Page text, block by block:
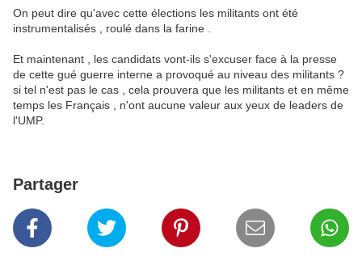
On peut dire qu'avec cette élections les militants ont été
instrumentalisés , roulé dans la farine .
Et maintenant , les candidats vont-ils s'excuser face à la presse
de cette gué guerre interne a provoqué au niveau des militants ?
si tel n'est pas le cas , cela prouvera que les militants et en même
temps les Français , n'ont aucune valeur aux yeux de leaders de
l'UMP.
Partager